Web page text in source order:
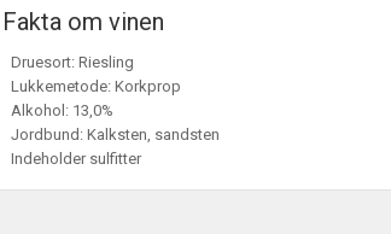
Fakta om vinen
Druesort: Riesling
Lukkemetode: Korkprop
Alkohol: 13,0%
Jordbund: Kalksten, sandsten
Indeholder sulfitter